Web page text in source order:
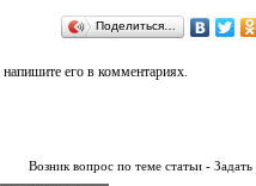
Поделиться…
его в комментариях.
Возник вопрос по теме статьи - Задать